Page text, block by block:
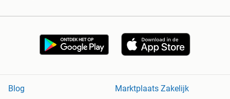
Blog
Marktplaats Zakelijk